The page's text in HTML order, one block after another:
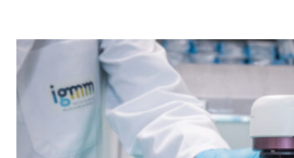
Tél : 06 15 30 14 06
https://photographe-